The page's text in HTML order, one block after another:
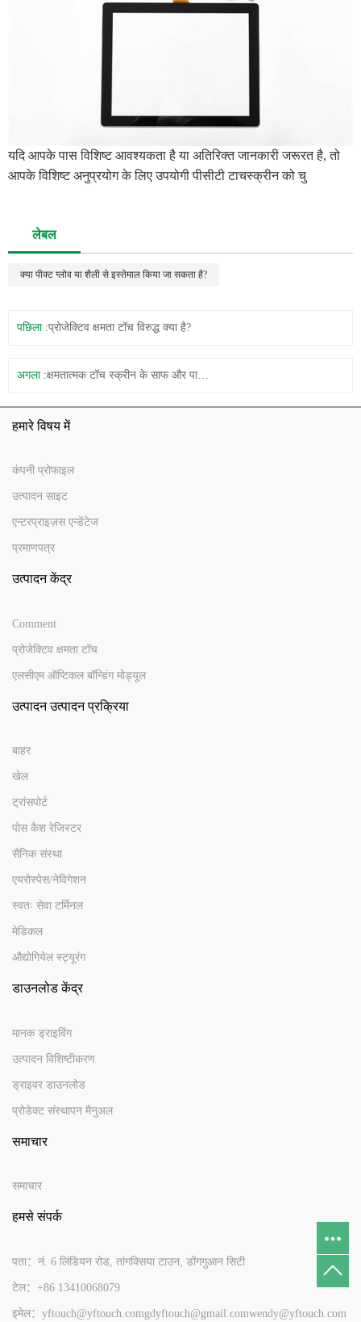
यदि आपके पास विशिष्ट आवश्यकता है या अतिरिक्त जानकारी जरूरत है, तो
आपके विशिष्ट अनुप्रयोग के लिए उपयोगी पीसीटी टाचस्क्रीन को चु
लेबल
क्या पीक्ट ग्लोव या शैली से इस्तेमाल किया जा सकता है?
पछिला :प्रोजेक्टिव क्षमता टॉच विरुद्ध क्या है?
अगला : क्षमतात्मक टॉच स्क्रीन के साफ और पालन विधि
हमारे विषय में
कंपनी प्रोफाइल
उत्पादन साइट
एन्टरप्राइज़स एन्डेंटेज
प्रमाणपत्र
उत्पादन केंद्र
Comment
प्रोजेक्टिव क्षमता टॉच
एलसीएम ऑप्टिकल बॉन्डिंग मोड्यूल
उत्पादन उत्पादन प्रक्रिया
बाहर
खेल
ट्रांसपोर्ट
पोस कैश रेजिस्टर
सैनिक संस्था
एयरोस्पेस/नेविगेशन
स्वतः सेवा टर्मिनल
मेडिकल
औद्योगियेल स्ट्यूरंग
डाउनलोड केंद्र
मानक ड्राइविंग
उत्पादन विशिष्टीकरण
ड्राइवर डाउनलोड
प्रोडेक्ट संस्थापन मैनुअल
समाचार
समाचार
हमसे संपर्क
पता：नं. 6 लिंडियन रोड, तांगक्सिया टाउन, डोंगगुआन सिटी
टेल：+86 13410068079
इमेल：yftouch@yftouch.comgdyftouch@gmail.comwendy@yftouch.com